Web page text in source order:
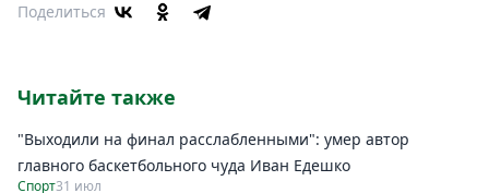
Поделиться
Читайте также
"Выходили на финал расслабленными": умер автор
главного баскетбольного чуда Иван Едешко
Спорт31 июл